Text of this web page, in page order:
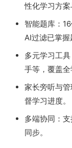
性化学习方案
智能题库：
AI过滤已掌握
多元学习工
手等，覆盖全
家长旁听与
督学习进度。
多端协同：
同步。